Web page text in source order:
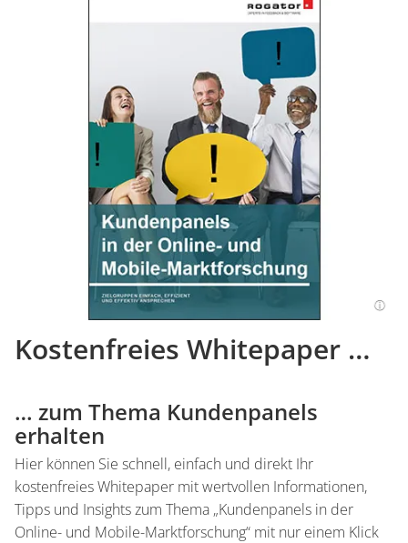
Kostenfreies Whitepaper …
… zum Thema Kundenpanels
erhalten
Hier können Sie schnell, einfach und direkt Ihr
kostenfreies Whitepaper mit wertvollen Informationen,
Tipps und Insights zum Thema „Kundenpanels in der
Online- und Mobile-Marktforschung“ mit nur einem Klick